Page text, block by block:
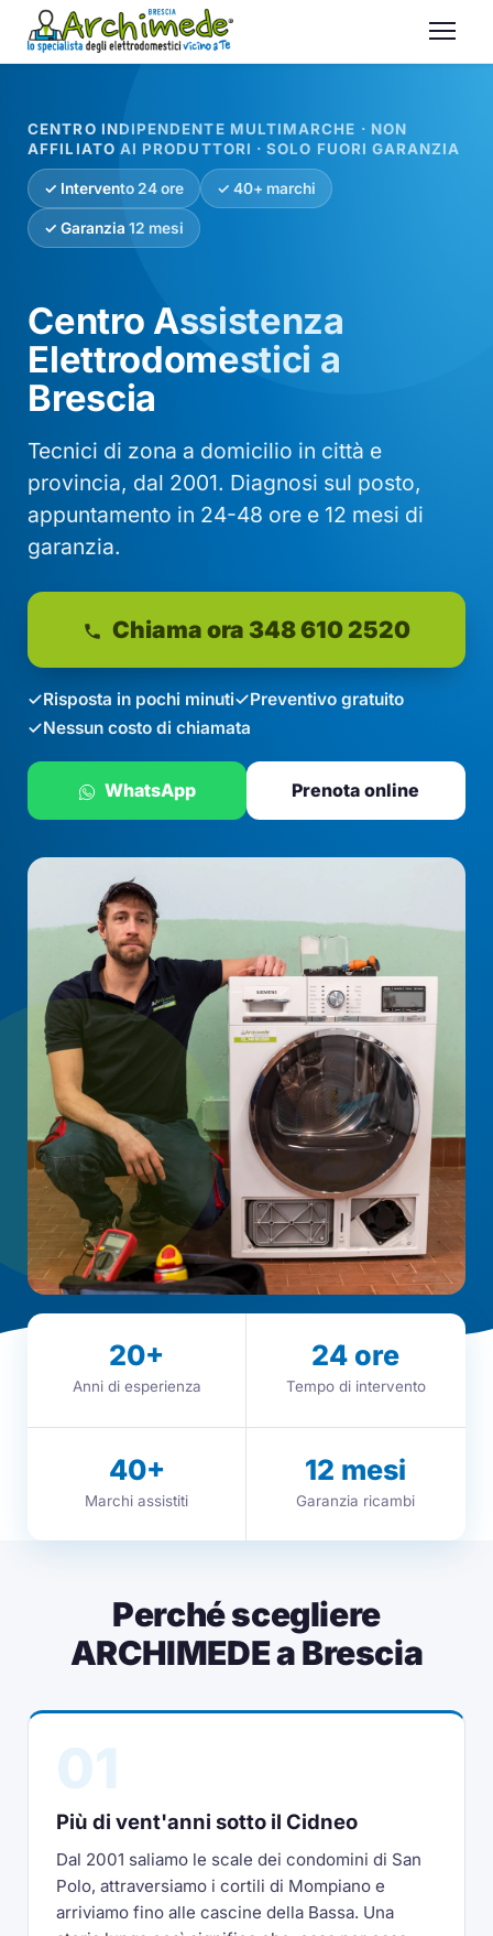
CENTRO INDIPENDENTE MULTIMARCHE · NON
AFFILIATO AI PRODUTTORI · SOLO FUORI GARANZIA
✓ Intervento 24 ore ✓ 40+ marchi
✓ Garanzia 12 mesi
Centro Assistenza
Elettrodomestici a
Brescia
Tecnici di zona a domicilio in città e
provincia, dal 2001. Diagnosi sul posto,
appuntamento in 24-48 ore e 12 mesi di
garanzia.
Chiama ora 348 610 2520
Risposta in pochi minuti
Preventivo gratuito
Nessun costo di chiamata
WhatsApp Prenota online
20+
Anni di esperienza
24 ore
Tempo di intervento
40+
Marchi assistiti
12 mesi
Garanzia ricambi
Perché scegliere
ARCHIMEDE a Brescia
Più di vent'anni sotto il Cidneo
Dal 2001 saliamo le scale dei condomini di San
Polo, attraversiamo i cortili di Mompiano e
arriviamo fino alle cascine della Bassa. Una